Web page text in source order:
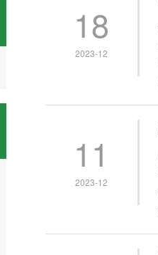
18
2023-12
11
2023-12